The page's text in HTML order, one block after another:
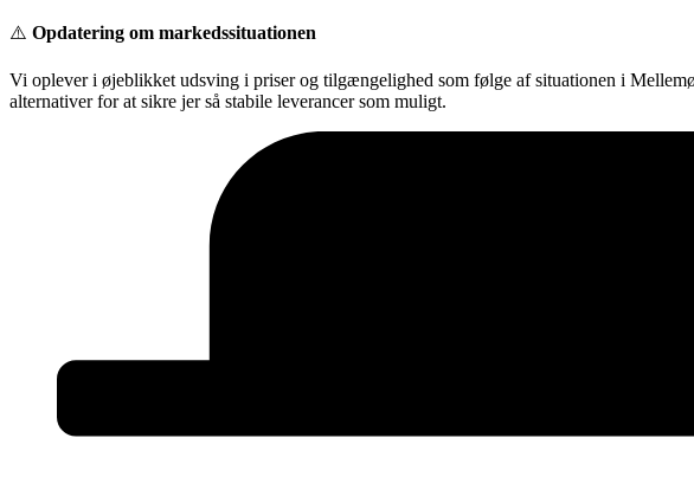
Videre
indhold
⚠️ Opdatering om markedssituationen
Vi oplever i øjeblikket udsving i priser og tilgængelighed som følge af situationen i
alternativer for at sikre jer så stabile leverancer som muligt.